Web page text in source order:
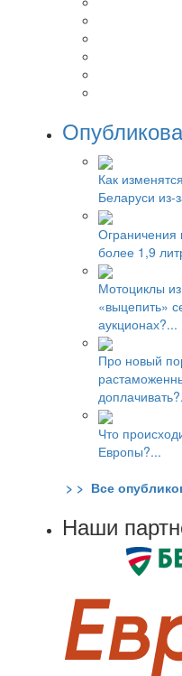
Как
Беларуси из-
более 1,9
Мотоциклы
«выцепить»
аукционах?...
Про новый
Что
Европы?...
> > Все
Наши